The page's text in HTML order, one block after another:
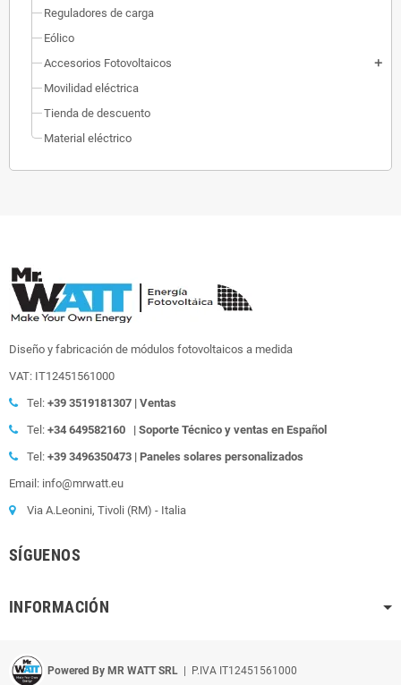
Reguladores de carga
Eólico
Accesorios Fotovoltaicos
add
Movilidad eléctrica
Tienda de descuento
Material eléctrico
Diseño y fabricación de módulos fotovoltaicos a medida
VAT: IT12451561000
Tel: +39 3519181307 | Ventas
Tel: +34 649582160 | Soporte Técnico y ventas en Español
Tel: +39 3496350473 | Paneles solares personalizados
Email: info@mrwatt.eu
Via A.Leonini, Tivoli (RM) - Italia
SÍGUENOS
INFORMACIÓN
Powered By MR WATT SRL | P.IVA IT12451561000